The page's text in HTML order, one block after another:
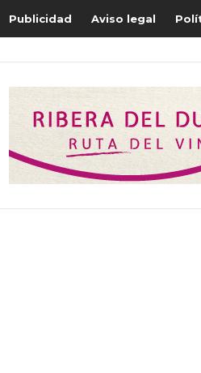
Publicidad Aviso legal